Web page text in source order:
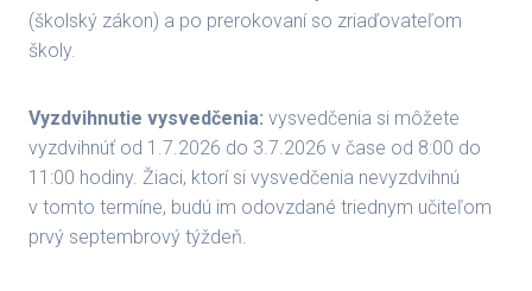
(školský zákon) a po prerokovaní so zriaďovateľom
školy.
Vyzdvihnutie vysvedčenia: vysvedčenia si môžete
vyzdvihnúť od 1.7.2026 do 3.7.2026 v čase od 8:00 do
11:00 hodiny. Žiaci, ktorí si vysvedčenia nevyzdvihnú
v tomto termíne, budú im odovzdané triednym učiteľom
prvý septembrový týždeň.